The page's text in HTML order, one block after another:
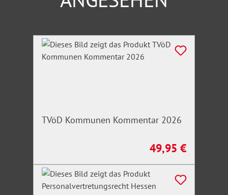
Produktgalerie überspringen
TVöD Kommunen Kommentar 2026
Regulärer Preis:
49,95 €